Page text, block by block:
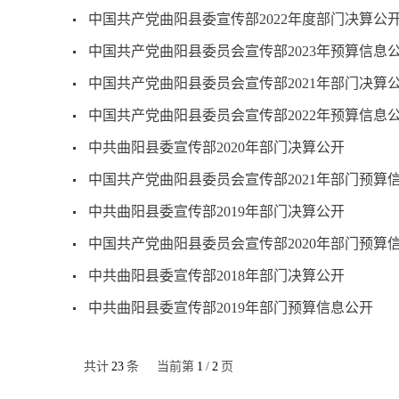
中国共产党曲阳县委宣传部2022年度部门决算公
中国共产党曲阳县委员会宣传部2023年预算信息
中国共产党曲阳县委员会宣传部2021年部门决算
中国共产党曲阳县委员会宣传部2022年预算信息
中共曲阳县委宣传部2020年部门决算公开
中国共产党曲阳县委员会宣传部2021年部门预算
中共曲阳县委宣传部2019年部门决算公开
中国共产党曲阳县委员会宣传部2020年部门预算
中共曲阳县委宣传部2018年部门决算公开
中共曲阳县委宣传部2019年部门预算信息公开
共计 23 条 当前第 1 / 2 页